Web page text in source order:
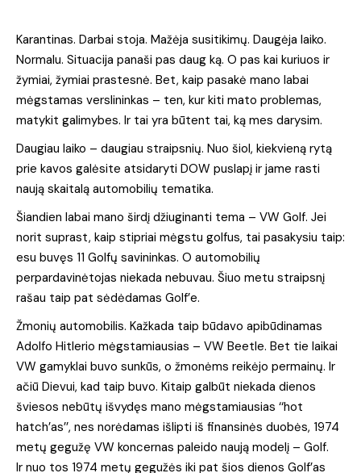
Karantinas. Darbai stoja. Mažėja susitikimų. Daugėja laiko.
Normalu. Situacija panaši pas daug ką. O pas kai kuriuos ir
žymiai, žymiai prastesnė. Bet, kaip pasakė mano labai
mėgstamas verslininkas – ten, kur kiti mato problemas,
matykit galimybes. Ir tai yra būtent tai, ką mes darysim.
Daugiau laiko – daugiau straipsnių. Nuo šiol, kiekvieną rytą
prie kavos galėsite atsidaryti DOW puslapį ir jame rasti
naują skaitalą automobilių tematika.
Šiandien labai mano širdį džiuginanti tema – VW Golf. Jei
norit suprast, kaip stipriai mėgstu golfus, tai pasakysiu taip:
esu buvęs 11 Golfų savininkas. O automobilių
perpardavinėtojas niekada nebuvau. Šiuo metu straipsnį
rašau taip pat sėdėdamas Golf’e.
Žmonių automobilis. Kažkada taip būdavo apibūdinamas
Adolfo Hitlerio mėgstamiausias – VW Beetle. Bet tie laikai
VW gamyklai buvo sunkūs, o žmonėms reikėjo permainų. Ir
ačiū Dievui, kad taip buvo. Kitaip galbūt niekada dienos
šviesos nebūtų išvydęs mano mėgstamiausias ‘‘hot
hatch’as’’, nes norėdamas išlipti iš finansinės duobės, 1974
metų gegužę VW koncernas paleido naują modelį – Golf.
Ir nuo tos 1974 metų gegužės iki pat šios dienos Golf’as